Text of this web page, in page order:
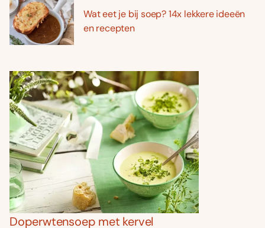
Wat eet je bij soep? 14x lekkere ideeën
en recepten
Doperwtensoep met kervel